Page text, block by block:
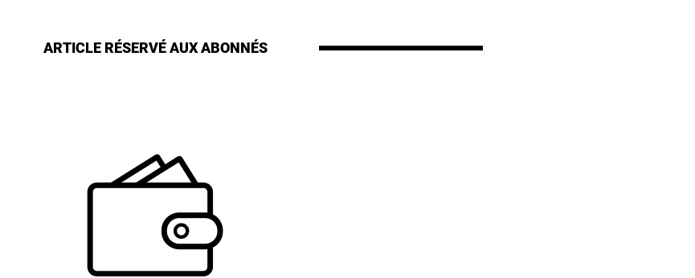
ARTICLE RÉSERVÉAUX ABONNÉS